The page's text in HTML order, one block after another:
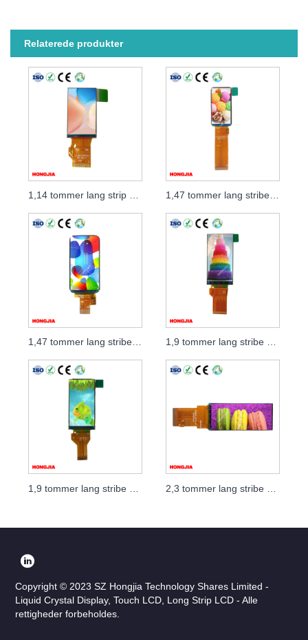
Relaterede produkter
1,47 tommer lang stribe LCD-modul Interface SPI
Copyright © 2023 SZ Hongjia Technology Shares Limited -
Liquid Crystal Display, Touch LCD, Long Strip LCD - Alle
rettigheder forbeholdes.